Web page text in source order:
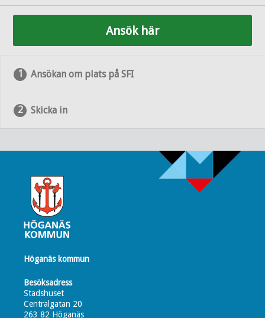
Ansök här
Ansökan om plats på SFI
Skicka in
Höganäs kommun
Besöksadress
Stadshuset
Centralgatan 20
263 82 Höganäs